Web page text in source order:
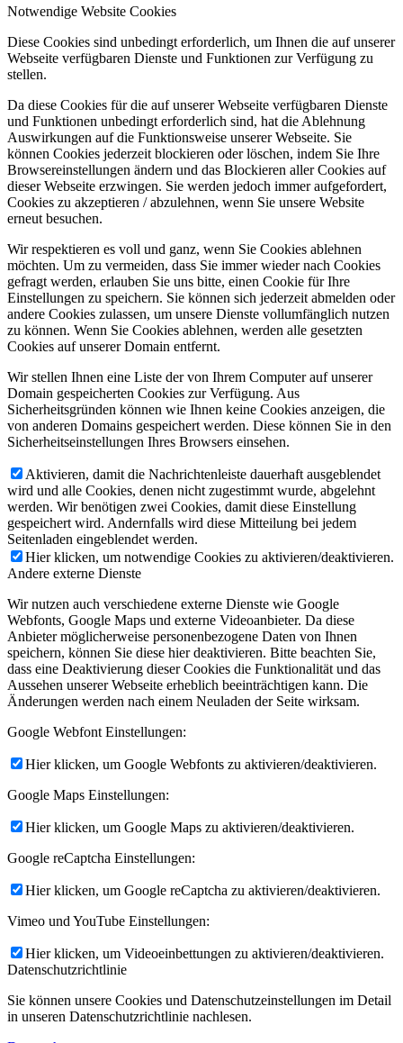
Notwendige Website Cookies
Diese Cookies sind unbedingt erforderlich, um Ihnen die auf unserer
Webseite verfügbaren Dienste und Funktionen zur Verfügung zu
stellen.
Da diese Cookies für die auf unserer Webseite verfügbaren Dienste
und Funktionen unbedingt erforderlich sind, hat die Ablehnung
Auswirkungen auf die Funktionsweise unserer Webseite. Sie
können Cookies jederzeit blockieren oder löschen, indem Sie Ihre
Browsereinstellungen ändern und das Blockieren aller Cookies auf
dieser Webseite erzwingen. Sie werden jedoch immer aufgefordert,
Cookies zu akzeptieren / abzulehnen, wenn Sie unsere Website
erneut besuchen.
Wir respektieren es voll und ganz, wenn Sie Cookies ablehnen
möchten. Um zu vermeiden, dass Sie immer wieder nach Cookies
gefragt werden, erlauben Sie uns bitte, einen Cookie für Ihre
Einstellungen zu speichern. Sie können sich jederzeit abmelden oder
andere Cookies zulassen, um unsere Dienste vollumfänglich nutzen
zu können. Wenn Sie Cookies ablehnen, werden alle gesetzten
Cookies auf unserer Domain entfernt.
Wir stellen Ihnen eine Liste der von Ihrem Computer auf unserer
Domain gespeicherten Cookies zur Verfügung. Aus
Sicherheitsgründen können wie Ihnen keine Cookies anzeigen, die
von anderen Domains gespeichert werden. Diese können Sie in den
Sicherheitseinstellungen Ihres Browsers einsehen.
Aktivieren, damit die Nachrichtenleiste dauerhaft ausgeblendet
wird und alle Cookies, denen nicht zugestimmt wurde, abgelehnt
werden. Wir benötigen zwei Cookies, damit diese Einstellung
gespeichert wird. Andernfalls wird diese Mitteilung bei jedem
Seitenladen eingeblendet werden.
Hier klicken, um notwendige Cookies zu aktivieren/deaktivieren.
Andere externe Dienste
Wir nutzen auch verschiedene externe Dienste wie Google
Webfonts, Google Maps und externe Videoanbieter. Da diese
Anbieter möglicherweise personenbezogene Daten von Ihnen
speichern, können Sie diese hier deaktivieren. Bitte beachten Sie,
dass eine Deaktivierung dieser Cookies die Funktionalität und das
Aussehen unserer Webseite erheblich beeinträchtigen kann. Die
Änderungen werden nach einem Neuladen der Seite wirksam.
Google Webfont Einstellungen:
Hier klicken, um Google Webfonts zu aktivieren/deaktivieren.
Google Maps Einstellungen:
Hier klicken, um Google Maps zu aktivieren/deaktivieren.
Google reCaptcha Einstellungen:
Hier klicken, um Google reCaptcha zu aktivieren/deaktivieren.
Vimeo und YouTube Einstellungen:
Hier klicken, um Videoeinbettungen zu aktivieren/deaktivieren.
Datenschutzrichtlinie
Sie können unsere Cookies und Datenschutzeinstellungen im Detail
in unseren Datenschutzrichtlinie nachlesen.